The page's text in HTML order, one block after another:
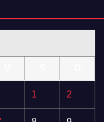
1 2